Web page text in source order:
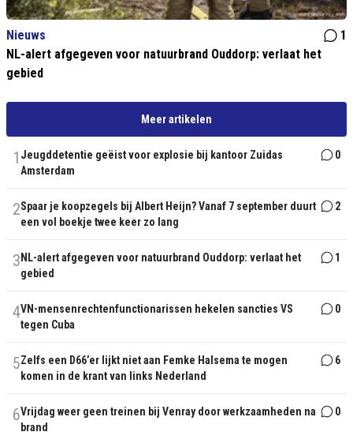
Nieuws
1
NL-alert afgegeven voor natuurbrand Ouddorp: verlaat het
gebied
Meer artikelen
1 Jeugddetentie geëist voor explosie bij kantoor Zuidas
Amsterdam
0
2Spaar je koopzegels bij Albert Heijn? Vanaf 7 september duurt
een vol boekje twee keer zo lang
2
3 NL-alert afgegeven voor natuurbrand Ouddorp: verlaat het
gebied
1
4VN-mensenrechtenfunctionarissen hekelen sancties VS
tegen Cuba
0
5Zelfs een D66’er lijkt niet aan Femke Halsema te mogen
komen in de krant van links Nederland
6
6Vrijdag weer geen treinen bij Venray door werkzaamheden na
brand
0